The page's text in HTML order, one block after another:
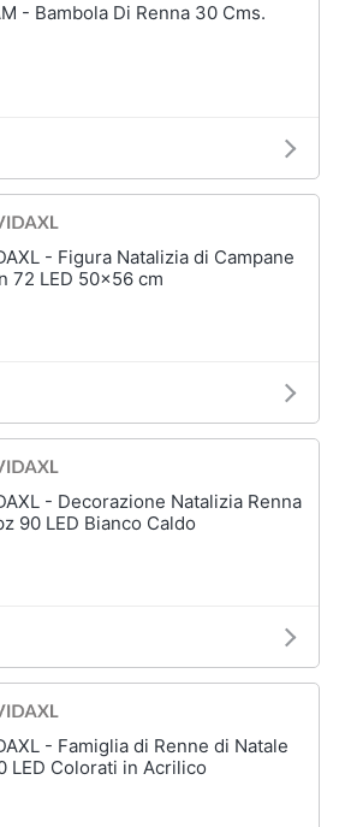
- Bambola Di Renna 30 Cms.
- Figura Natalizia di Campane
72 LED 50x56 cm
- Decorazione Natalizia Renna
90 LED Bianco Caldo
- Famiglia di Renne di Natale
LED Colorati in Acrilico